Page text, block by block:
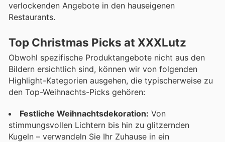
verlockenden Angebote in den hauseigenen
Restaurants.
Top Christmas Picks at XXXLutz
Obwohl spezifische Produktangebote nicht aus den
Bildern ersichtlich sind, können wir von folgenden
Highlight-Kategorien ausgehen, die typischerweise zu
den Top-Weihnachts-Picks gehören:
Festliche Weihnachtsdekoration: Von
stimmungsvollen Lichtern bis hin zu glitzernden
Kugeln – verwandeln Sie Ihr Zuhause in ein